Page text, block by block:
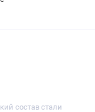
состав стали